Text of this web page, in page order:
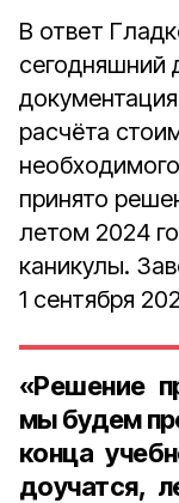
В ответ
сегодняшний
расчёта
принято
летом 2024
каникулы.
1 сентября
«Решение
мы будем
конца
доучатся,